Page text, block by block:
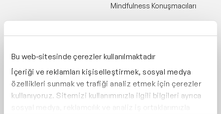
Bu web-sitesinde çerezler kullanılmaktadır
İçeriği ve reklamları kişiselleştirmek, sosyal medya
özellikleri sunmak ve trafiği analiz etmek için çerezler
kullanıyoruz. Sitemizi kullanımınızla ilgili bilgileri ayrıca
sosyal medya, reklamcılık ve analiz iş ortaklarımızla
Mindfulness Konuşmacıları
Konuşmacıları
Finans & Ekonomi
Tüm Konular